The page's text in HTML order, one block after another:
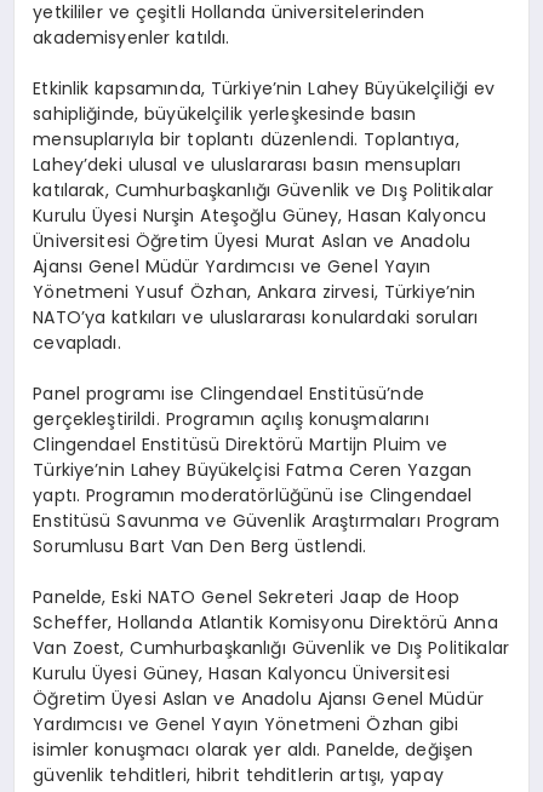
yetkililer ve çeşitli Hollanda üniversitelerinden
akademisyenler katıldı.
Etkinlik kapsamında, Türkiye’nin Lahey Büyükelçiliği ev
sahipliğinde, büyükelçilik yerleşkesinde basın
mensuplarıyla bir toplantı düzenlendi. Toplantıya,
Lahey’deki ulusal ve uluslararası basın mensupları
katılarak, Cumhurbaşkanlığı Güvenlik ve Dış Politikalar
Kurulu Üyesi Nurşin Ateşoğlu Güney, Hasan Kalyoncu
Üniversitesi Öğretim Üyesi Murat Aslan ve Anadolu
Ajansı Genel Müdür Yardımcısı ve Genel Yayın
Yönetmeni Yusuf Özhan, Ankara zirvesi, Türkiye’nin
NATO’ya katkıları ve uluslararası konulardaki soruları
cevapladı.
Panel programı ise Clingendael Enstitüsü’nde
gerçekleştirildi. Programın açılış konuşmalarını
Clingendael Enstitüsü Direktörü Martijn Pluim ve
Türkiye’nin Lahey Büyükelçisi Fatma Ceren Yazgan
yaptı. Programın moderatörlüğünü ise Clingendael
Enstitüsü Savunma ve Güvenlik Araştırmaları Program
Sorumlusu Bart Van Den Berg üstlendi.
Panelde, Eski NATO Genel Sekreteri Jaap de Hoop
Scheffer, Hollanda Atlantik Komisyonu Direktörü Anna
Van Zoest, Cumhurbaşkanlığı Güvenlik ve Dış Politikalar
Kurulu Üyesi Güney, Hasan Kalyoncu Üniversitesi
Öğretim Üyesi Aslan ve Anadolu Ajansı Genel Müdür
Yardımcısı ve Genel Yayın Yönetmeni Özhan gibi
isimler konuşmacı olarak yer aldı. Panelde, değişen
güvenlik tehditleri, hibrit tehditlerin artışı, yapay